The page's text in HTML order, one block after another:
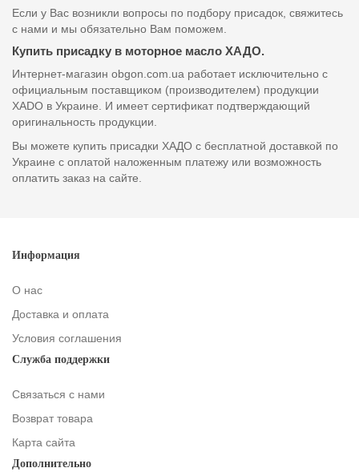
Если у Вас возникли вопросы по подбору присадок, свяжитесь
с нами и мы обязательно Вам поможем.
Купить присадку в моторное масло ХАДО.
Интернет-магазин obgon.com.ua работает исключительно с
официальным поставщиком (производителем) продукции
XADO в Украине. И имеет сертификат подтверждающий
оригинальность продукции.
Вы можете купить присадки ХАДО с бесплатной доставкой по
Украине с оплатой наложенным платежу или возможность
оплатить заказ на сайте.
Информация
О нас
Доставка и оплата
Условия соглашения
Служба поддержки
Связаться с нами
Возврат товара
Карта сайта
Дополнительно